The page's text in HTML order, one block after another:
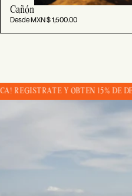
Cañón
Desde MXN $ 1,500.00
DE DESCUENTO EN TU